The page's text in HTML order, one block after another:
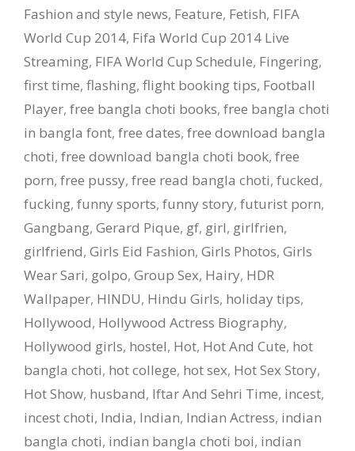
Fashion and style news, Feature, Fetish, FIFA
World Cup 2014, Fifa World Cup 2014 Live
Streaming, FIFA World Cup Schedule, Fingering,
first time, flashing, flight booking tips, Football
Player, free bangla choti books, free bangla choti
in bangla font, free dates, free download bangla
choti, free download bangla choti book, free
porn, free pussy, free read bangla choti, fucked,
fucking, funny sports, funny story, futurist porn,
Gangbang, Gerard Pique, gf, girl, girlfrien,
girlfriend, Girls Eid Fashion, Girls Photos, Girls
Wear Sari, golpo, Group Sex, Hairy, HDR
Wallpaper, HINDU, Hindu Girls, holiday tips,
Hollywood, Hollywood Actress Biography,
Hollywood girls, hostel, Hot, Hot And Cute, hot
bangla choti, hot college, hot sex, Hot Sex Story,
Hot Show, husband, Iftar And Sehri Time, incest,
incest choti, India, Indian, Indian Actress, indian
bangla choti, indian bangla choti boi, indian